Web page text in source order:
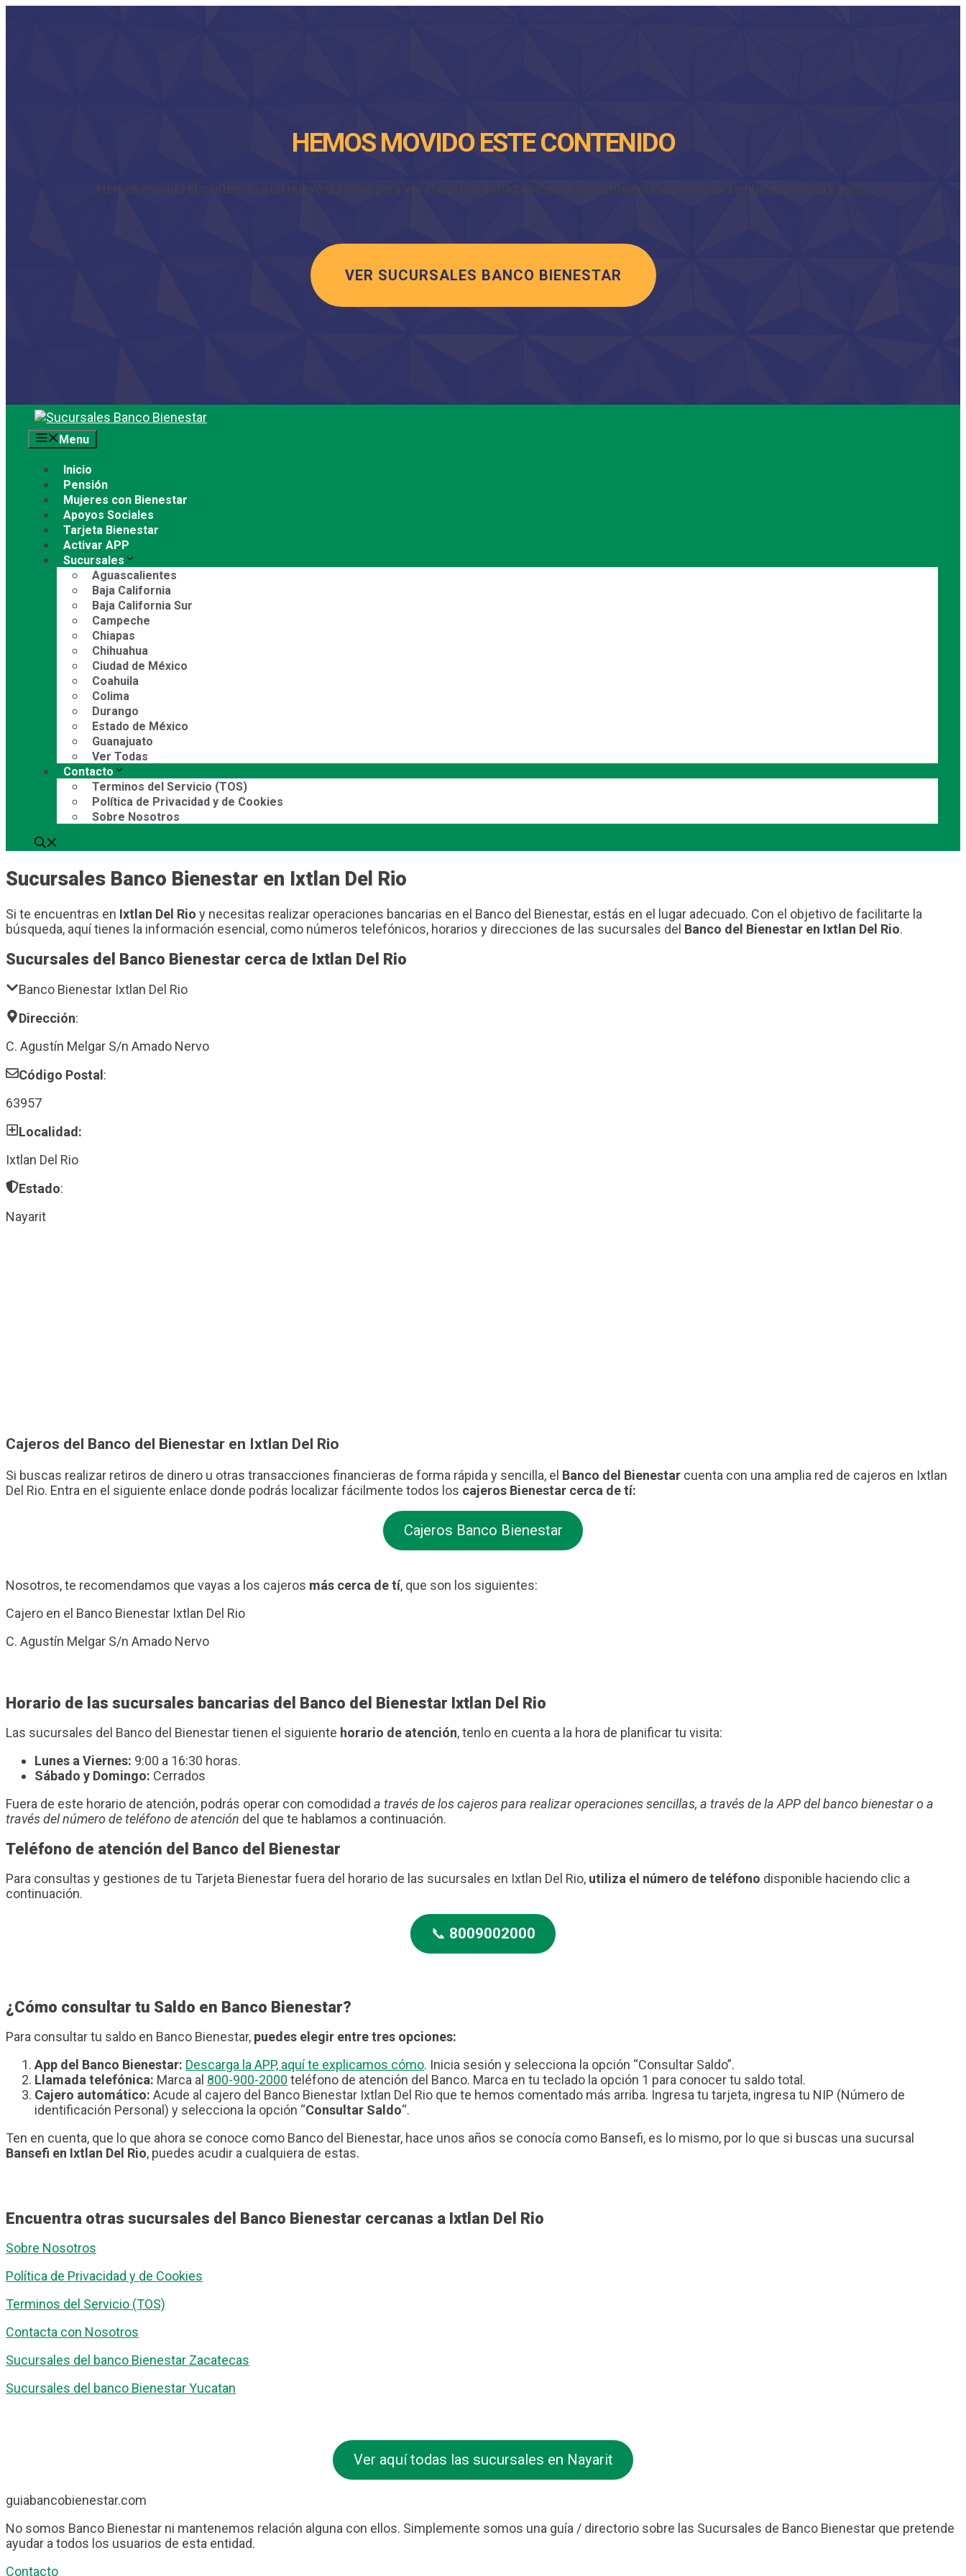
HEMOS MOVIDO ESTE CONTENIDO
Hemos movido el contenido a un nuevo dominio, para ver el contenido haz clic en el siguiente enlace y te llevará a nuestra nueva página.
VER SUCURSALES BANCO BIENESTAR
Saltar
contenidoMenu
Inicio
Pensión
Mujeres con Bienestar
Apoyos Sociales
Tarjeta Bienestar
Activar APP
Sucursales
Aguascalientes
Baja California
Baja California Sur
Campeche
Chiapas
Chihuahua
Ciudad de México
Coahuila
Colima
Durango
Estado de México
Guanajuato
Ver Todas
Contacto
Terminos del Servicio (TOS)
Política de Privacidad y de Cookies
Sobre Nosotros
Sucursales Banco Bienestar en Ixtlan Del Rio
Si te encuentras en Ixtlan Del Rio y necesitas realizar operaciones bancarias en el Banco del Bienestar, estás en el lugar adecuado. Con el objetivo de facilitarte la
búsqueda, aquí tienes la información esencial, como números telefónicos, horarios y direcciones de las sucursales del Banco del Bienestar en Ixtlan Del Rio.
Sucursales del Banco Bienestar cerca de Ixtlan Del Rio
Banco Bienestar Ixtlan Del Rio
Dirección:
C. Agustín Melgar S/n Amado Nervo
Código Postal:
63957
Localidad:
Ixtlan Del Rio
Estado:
Nayarit
Cajeros del Banco del Bienestar en Ixtlan Del Rio
Si buscas realizar retiros de dinero u otras transacciones financieras de forma rápida y sencilla, el Banco del Bienestar cuenta con una amplia red de cajeros en Ixtlan
Del Rio. Entra en el siguiente enlace donde podrás localizar fácilmente todos los cajeros Bienestar cerca de tí:
Cajeros Banco Bienestar
Nosotros, te recomendamos que vayas a los cajeros más cerca de tí, que son los siguientes:
Cajero en el Banco Bienestar Ixtlan Del Rio
C. Agustín Melgar S/n Amado Nervo
Horario de las sucursales bancarias del Banco del Bienestar Ixtlan Del Rio
Las sucursales del Banco del Bienestar tienen el siguiente horario de atención, tenlo en cuenta a la hora de planificar tu visita:
Lunes a Viernes: 9:00 a 16:30 horas.
Sábado y Domingo: Cerrados
Fuera de este horario de atención, podrás operar con comodidad a través de los cajeros para realizar operaciones sencillas, a través de la APP del banco bienestar o a
través del número de teléfono de atención del que te hablamos a continuación.
Teléfono de atención del Banco del Bienestar
Para consultas y gestiones de tu Tarjeta Bienestar fuera del horario de las sucursales en Ixtlan Del Rio, utiliza el número de teléfono disponible haciendo clic a
continuación.
📞 8009002000
¿Cómo consultar tu Saldo en Banco Bienestar?
Para consultar tu saldo en Banco Bienestar, puedes elegir entre tres opciones:
App del Banco Bienestar: Descarga la APP, aquí te explicamos cómo. Inicia sesión y selecciona la opción “Consultar Saldo”.
Llamada telefónica: Marca al 800-900-2000 teléfono de atención del Banco. Marca en tu teclado la opción 1 para conocer tu saldo total.
Cajero automático: Acude al cajero del Banco Bienestar Ixtlan Del Rio que te hemos comentado más arriba. Ingresa tu tarjeta, ingresa tu NIP (Número de
identificación Personal) y selecciona la opción “Consultar Saldo“.
Ten en cuenta, que lo que ahora se conoce como Banco del Bienestar, hace unos años se conocía como Bansefi, es lo mismo, por lo que si buscas una sucursal
Bansefi en Ixtlan Del Rio, puedes acudir a cualquiera de estas.
Encuentra otras sucursales del Banco Bienestar cercanas a Ixtlan Del Rio
Sobre Nosotros
Política de Privacidad y de Cookies
Terminos del Servicio (TOS)
Contacta con Nosotros
Sucursales del banco Bienestar Zacatecas
Sucursales del banco Bienestar Yucatan
Ver aquí todas las sucursales en Nayarit
guiabancobienestar.com
No somos Banco Bienestar ni mantenemos relación alguna con ellos. Simplemente somos una guía / directorio sobre las Sucursales de Banco Bienestar que pretende
ayudar a todos los usuarios de esta entidad.
Contacto